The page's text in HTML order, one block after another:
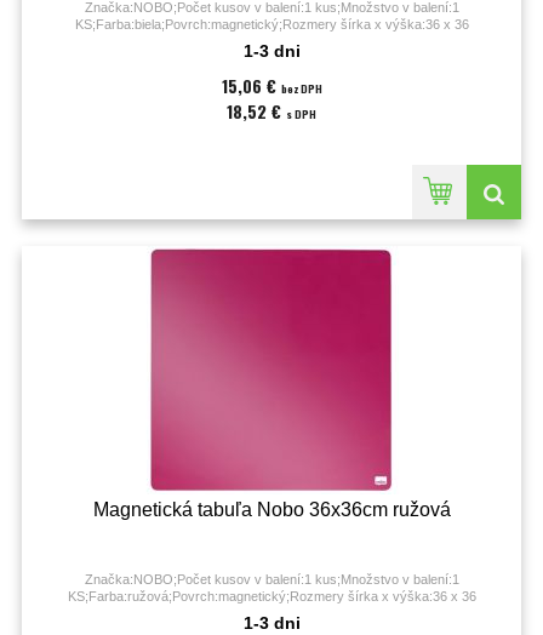
Značka:NOBO;Počet kusov v balení:1 kus;Množstvo v balení:1
KS;Farba:biela;Povrch:magnetický;Rozmery šírka x výška:36 x 36
1-3 dni
15,06 € bez DPH
18,52 € s DPH
Magnetická tabuľa Nobo 36x36cm ružová
Značka:NOBO;Počet kusov v balení:1 kus;Množstvo v balení:1
KS;Farba:ružová;Povrch:magnetický;Rozmery šírka x výška:36 x 36
1-3 dni